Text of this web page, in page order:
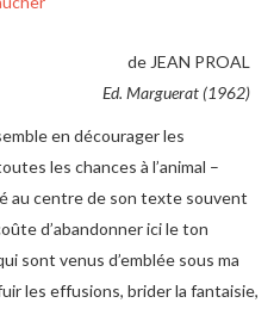
de JEAN PROAL
Ed. Marguerat (1962)
en décourager les
les chances à l’animal –
au centre de son texte souvent
d’abandonner ici le ton
sont venus d’emblée sous ma
les effusions, brider la fantaisie,